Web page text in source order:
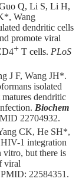
Q, Li S, Li H,
*, Wang
dendritic cells
promote viral
+T cells. PLoS
J F, Wang JH*.
isolated
dendritic
Biochem
22704932.
CK, He SH*,
1 integration
vitro, but there is
viral
: 22584351.